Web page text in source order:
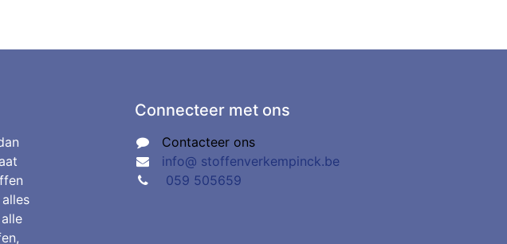
Connecteer met ons
Contacteer ons
info@ stoffenverkempinck.be
059 505659